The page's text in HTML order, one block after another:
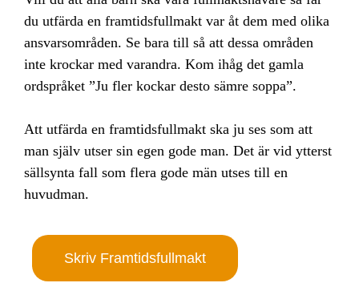
du utfärda en framtidsfullmakt var åt dem med olika
ansvarsområden. Se bara till så att dessa områden
inte krockar med varandra. Kom ihåg det gamla
ordspråket ”Ju fler kockar desto sämre soppa”.
Att utfärda en framtidsfullmakt ska ju ses som att
man själv utser sin egen gode man. Det är vid ytterst
sällsynta fall som flera gode män utses till en
huvudman.
Skriv Framtidsfullmakt